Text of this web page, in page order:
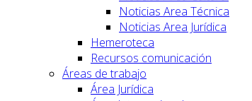
Noticias Area Técnica
Noticias Area Jurídica
Hemeroteca
Recursos comunicación
Áreas de trabajo
Área Jurídica